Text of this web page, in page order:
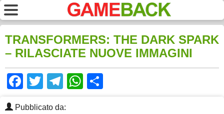
TRANSFORMERS: THE DARK SPARK
– RILASCIATE NUOVE IMMAGINI
Facebook
TwitterTelegram
WhatsApp
Pubblicato da: